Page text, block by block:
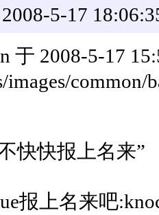
5-17
于 2008-5-17
images/common/
快快报上名来”
报上名来吧